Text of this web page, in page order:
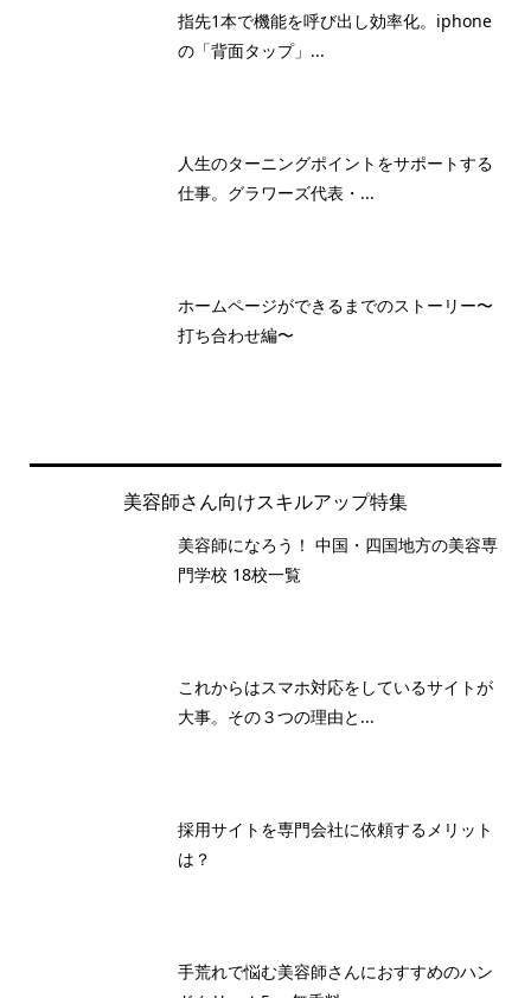
指先1本で機能を呼び出し効率化。iphone
の「背面タップ」...
人生のターニングポイントをサポートする
仕事。グラワーズ代表・...
ホームページができるまでのストーリー〜
打ち合わせ編〜
美容師さん向けスキルアップ特集
美容師になろう！ 中国・四国地方の美容専
門学校 18校一覧
これからはスマホ対応をしているサイトが
大事。その３つの理由と...
採用サイトを専門会社に依頼するメリット
は？
手荒れで悩む美容師さんにおすすめのハン